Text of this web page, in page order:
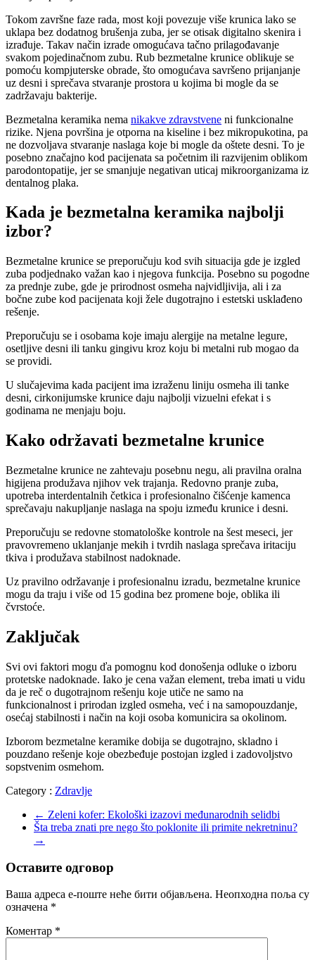
Tokom završne faze rada, most koji povezuje više krunica lako se
uklapa bez dodatnog brušenja zuba, jer se otisak digitalno skenira i
izrađuje. Takav način izrade omogućava tačno prilagođavanje
svakom pojedinačnom zubu. Rub bezmetalne krunice oblikuje se
pomoću kompjuterske obrade, što omogućava savršeno prijanjanje
uz desni i sprečava stvaranje prostora u kojima bi mogle da se
zadržavaju bakterije.
Bezmetalna keramika nema nikakve zdravstvene ni funkcionalne
rizike. Njena površina je otporna na kiseline i bez mikropukotina, pa
ne dozvoljava stvaranje naslaga koje bi mogle da oštete desni. To je
posebno značajno kod pacijenata sa početnim ili razvijenim oblikom
parodontopatije, jer se smanjuje negativan uticaj mikroorganizama iz
dentalnog plaka.
Kada je bezmetalna keramika najbolji
izbor?
Bezmetalne krunice se preporučuju kod svih situacija gde je izgled
zuba podjednako važan kao i njegova funkcija. Posebno su pogodne
za prednje zube, gde je prirodnost osmeha najvidljivija, ali i za
bočne zube kod pacijenata koji žele dugotrajno i estetski usklađeno
rešenje.
Preporučuju se i osobama koje imaju alergije na metalne legure,
osetljive desni ili tanku gingivu kroz koju bi metalni rub mogao da
se providi.
U slučajevima kada pacijent ima izraženu liniju osmeha ili tanke
desni, cirkonijumske krunice daju najbolji vizuelni efekat i s
godinama ne menjaju boju.
Kako održavati bezmetalne krunice
Bezmetalne krunice ne zahtevaju posebnu negu, ali pravilna oralna
higijena produžava njihov vek trajanja. Redovno pranje zuba,
upotreba interdentalnih četkica i profesionalno čišćenje kamenca
sprečavaju nakupljanje naslaga na spoju između krunice i desni.
Preporučuju se redovne stomatološke kontrole na šest meseci, jer
pravovremeno uklanjanje mekih i tvrdih naslaga sprečava iritaciju
tkiva i produžava stabilnost nadoknade.
Uz pravilno održavanje i profesionalnu izradu, bezmetalne krunice
mogu da traju i više od 15 godina bez promene boje, oblika ili
čvrstoće.
Zaključak
Svi ovi faktori mogu ďa pomognu kod donošenja odluke o izboru
protetske nadoknade. Iako je cena važan element, treba imati u vidu
da je reč o dugotrajnom rešenju koje utiče ne samo na
funkcionalnost i prirodan izgled osmeha, već i na samopouzdanje,
osećaj stabilnosti i način na koji osoba komunicira sa okolinom.
Izborom bezmetalne keramike dobija se dugotrajno, skladno i
pouzdano rešenje koje obezbeđuje postojan izgled i zadovoljstvo
sopstvenim osmehom.
Category : Zdravlje
← Zeleni kofer: Ekološki izazovi međunarodnih selidbi
Šta treba znati pre nego što poklonite ili primite nekretninu?
→
Оставите одговор
Ваша адреса е-поште неће бити објављена. Неопходна поља су
означена *
Коментар *